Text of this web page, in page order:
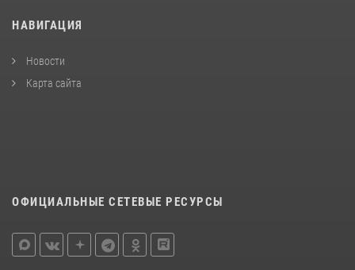
НАВИГАЦИЯ
Новости
Карта сайта
ОФИЦИАЛЬНЫЕ СЕТЕВЫЕ РЕСУРСЫ